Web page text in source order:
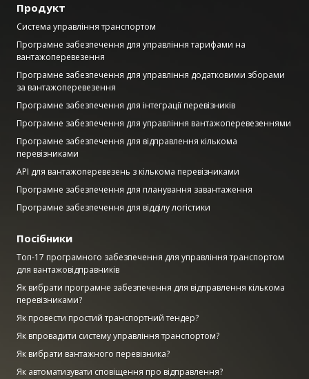
Продукт
Система управління транспортом
Програмне забезпечення для управління тарифами на
вантажоперевезення
Програмне забезпечення для управління додатковими зборами
за вантажоперевезення
Програмне забезпечення для інтеграції перевізників
Програмне забезпечення для управління вантажоперевезеннями
Програмне забезпечення для відправлення кількома
перевізниками
API для вантажоперевезень з кількома перевізниками
Програмне забезпечення для планування завантаження
Програмне забезпечення для відділу логістики
Посібники
Топ-17 програмного забезпечення для управління транспортом
для вантажовідправників
Як вибрати програмне забезпечення для відправлення кількома
перевізниками?
Як провести простий транспортний тендер?
Як впровадити систему управління транспортом?
Як вибрати вантажного перевізника?
Як автоматизувати сповіщення про відправлення?